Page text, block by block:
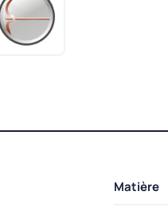
Matière